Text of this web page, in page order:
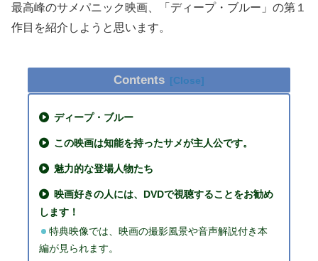
最高峰のサメパニック映画、「ディープ・ブルー」の第１
作目を紹介しようと思います。
Contents
ディープ・ブルー
この映画は知能を持ったサメが主人公です。
魅力的な登場人物たち
映画好きの人には、DVDで視聴することをお勧め
します！
特典映像では、映画の撮影風景や音声解説付き本
編が見られます。